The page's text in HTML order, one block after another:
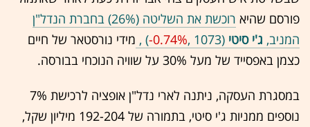
פורסם שהיא
רוכשת את השליטה (26%) בחברת הנדל"ן
המניב, ג'י סיטי (1073 ,‎
-0.74%
‏) , מידי נורסטאר של חיים
כצמן באפסייד של מעל 30% על שוויה הנוכחי בבורסה.
במסגרת העסקה, ניתנה לארי נדל"ן אופציה לרכישת 7%
נוספים ממניות ג'י סיטי, בתמורה של 192-204 מיליון שקל,